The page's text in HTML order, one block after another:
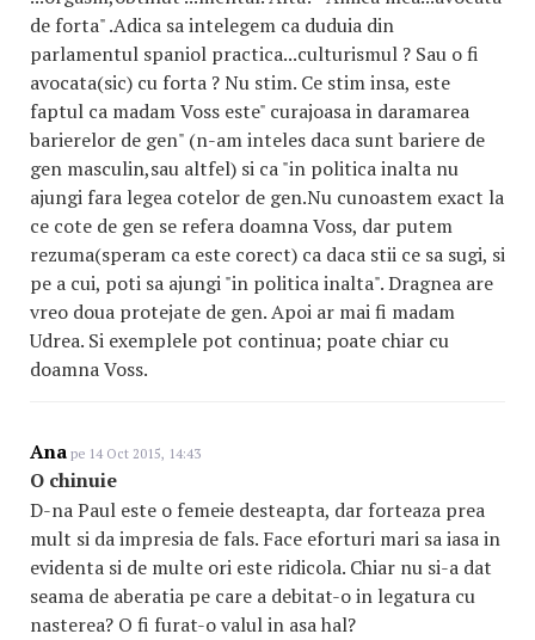
de forta" .Adica sa intelegem ca duduia din
parlamentul spaniol practica...culturismul ? Sau o fi
avocata(sic) cu forta ? Nu stim. Ce stim insa, este
faptul ca madam Voss este" curajoasa in daramarea
barierelor de gen" (n-am inteles daca sunt bariere de
gen masculin,sau altfel) si ca "in politica inalta nu
ajungi fara legea cotelor de gen.Nu cunoastem exact la
ce cote de gen se refera doamna Voss, dar putem
rezuma(speram ca este corect) ca daca stii ce sa sugi, si
pe a cui, poti sa ajungi "in politica inalta". Dragnea are
vreo doua protejate de gen. Apoi ar mai fi madam
Udrea. Si exemplele pot continua; poate chiar cu
doamna Voss.
Ana pe 14 Oct 2015, 14:43
O chinuie
D-na Paul este o femeie desteapta, dar forteaza prea
mult si da impresia de fals. Face eforturi mari sa iasa in
evidenta si de multe ori este ridicola. Chiar nu si-a dat
seama de aberatia pe care a debitat-o in legatura cu
nasterea? O fi furat-o valul in asa hal?